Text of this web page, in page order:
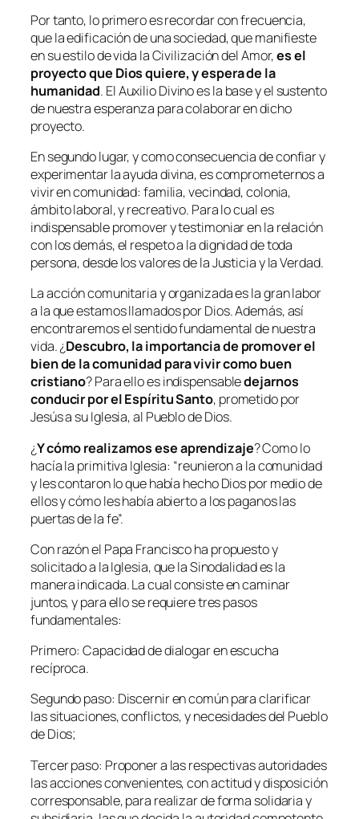
Por tanto, lo primero es recordar con frecuencia,
que la edificación de una sociedad, que manifieste
en su estilo de vida la Civilización del Amor,es el
proyecto que Dios quiere, y espera de la
humanidad. El Auxilio Divino es la base y el sustento
de nuestra esperanza para colaborar en dicho
proyecto.
En segundo lugar, y como consecuencia de confiar y
experimentar la ayuda divina, es comprometernos a
vivir en comunidad: familia, vecindad, colonia,
ámbito laboral, y recreativo. Para lo cual es
indispensable promover y testimoniar en la relación
con los demás, el respeto a la dignidad de toda
persona, desde los valores de la Justicia y la Verdad.
La acción comunitaria y organizada es la gran labor
a la que estamos llamados por Dios. Además, así
encontraremos el sentido fundamental de nuestra
vida. ¿Descubro, la importancia de promover el
bien de la comunidad para vivir como buen
cristiano? Para ello es indispensabledejarnos
conducir por el Espíritu Santo, prometido por
Jesús a su Iglesia, al Pueblo de Dios.
¿Y cómo realizamos ese aprendizaje? Como lo
hacía la primitiva Iglesia: “reunieron a la comunidad
y les contaron lo que había hecho Dios por medio de
ellos y cómo les había abierto a los paganos las
puertas de la fe”.
Con razón el Papa Francisco ha propuesto y
solicitado a la Iglesia, que la Sinodalidad es la
manera indicada. La cual consiste en caminar
juntos, y para ello se requiere tres pasos
fundamentales:
Primero: Capacidad de dialogar en escucha
recíproca.
Segundo paso: Discernir en común para clarificar
las situaciones, conflictos, y necesidades del Pueblo
de Dios;
Tercer paso: Proponer a las respectivas autoridades
las acciones convenientes, con actitud y disposición
corresponsable, para realizar de forma solidaria y